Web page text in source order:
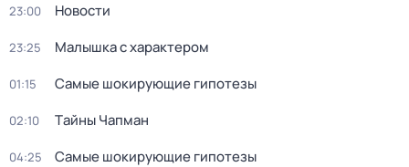
23:00 Новости
23:25 Малышка с характером
01:15 Самые шoкиpующие гипотезы
02:10 Тaйны Чапман
04:25 Самые шoкиpующие гипотезы